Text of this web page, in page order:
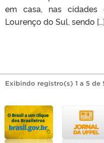
em casa, nas cidades
Lourenço do Sul, sendo […]
Exibindo registro(s) 1 a 5 de